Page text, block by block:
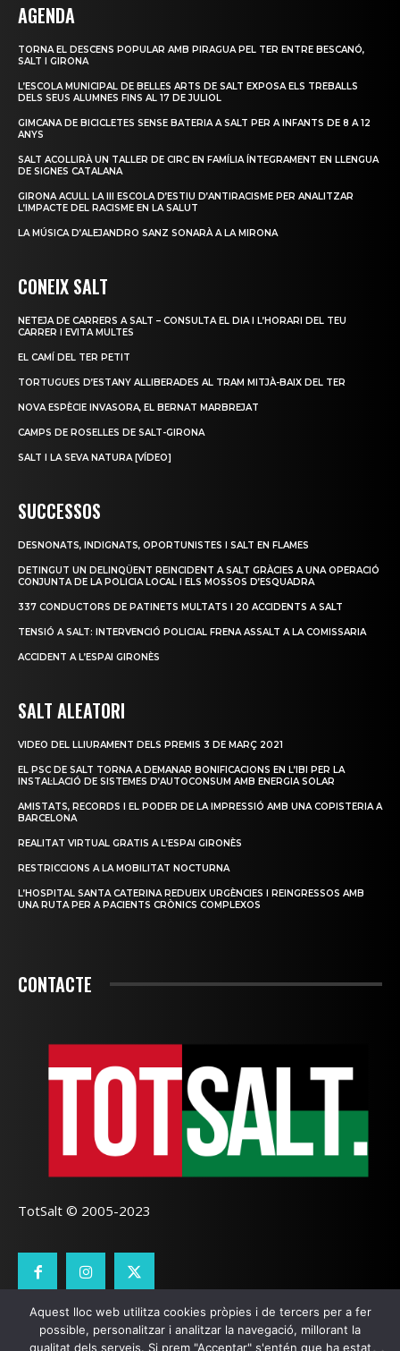
AGENDA
TORNA EL DESCENS POPULAR AMB PIRAGUA PEL TER ENTRE BESCANÓ,
SALT I GIRONA
L’ESCOLA MUNICIPAL DE BELLES ARTS DE SALT EXPOSA ELS TREBALLS
DELS SEUS ALUMNES FINS AL 17 DE JULIOL
GIMCANA DE BICICLETES SENSE BATERIA A SALT PER A INFANTS DE 8 A 12
ANYS
SALT ACOLLIRÀ UN TALLER DE CIRC EN FAMÍLIA ÍNTEGRAMENT EN LLENGUA
DE SIGNES CATALANA
GIRONA ACULL LA III ESCOLA D’ESTIU D’ANTIRACISME PER ANALITZAR
L’IMPACTE DEL RACISME EN LA SALUT
LA MÚSICA D’ALEJANDRO SANZ SONARÀ A LA MIRONA
CONEIX SALT
NETEJA DE CARRERS A SALT – CONSULTA EL DIA I L’HORARI DEL TEU
CARRER I EVITA MULTES
EL CAMÍ DEL TER PETIT
TORTUGUES D’ESTANY ALLIBERADES AL TRAM MITJÀ-BAIX DEL TER
NOVA ESPÈCIE INVASORA, EL BERNAT MARBREJAT
CAMPS DE ROSELLES DE SALT-GIRONA
SALT I LA SEVA NATURA [VÍDEO]
SUCCESSOS
DESNONATS, INDIGNATS, OPORTUNISTES I SALT EN FLAMES
DETINGUT UN DELINQÜENT REINCIDENT A SALT GRÀCIES A UNA OPERACIÓ
CONJUNTA DE LA POLICIA LOCAL I ELS MOSSOS D’ESQUADRA
337 CONDUCTORS DE PATINETS MULTATS I 20 ACCIDENTS A SALT
TENSIÓ A SALT: INTERVENCIÓ POLICIAL FRENA ASSALT A LA COMISSARIA
ACCIDENT A L’ESPAI GIRONÈS
SALT ALEATORI
VIDEO DEL LLIURAMENT DELS PREMIS 3 DE MARÇ 2021
EL PSC DE SALT TORNA A DEMANAR BONIFICACIONS EN L’IBI PER LA
INSTAL·LACIÓ DE SISTEMES D’AUTOCONSUM AMB ENERGIA SOLAR
AMISTATS, RECORDS I EL PODER DE LA IMPRESSIÓ AMB UNA COPISTERIA A
BARCELONA
REALITAT VIRTUAL GRATIS A L’ESPAI GIRONÈS
RESTRICCIONS A LA MOBILITAT NOCTURNA
L’HOSPITAL SANTA CATERINA REDUEIX URGÈNCIES I REINGRESSOS AMB
UNA RUTA PER A PACIENTS CRÒNICS COMPLEXOS
CONTACTE
TotSalt © 2005-2023
CONTACTE TOTSALT AVÍS LEGAL GALETES
Aquest lloc web utilitza cookies pròpies i de tercers per a fer
possible, personalitzar i analitzar la navegació, millorant la
qualitat dels serveis. Si prem "Acceptar" s'entén que ha estat